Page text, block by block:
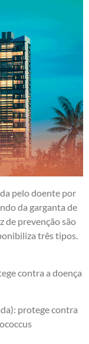
pelo doente por
da garganta de
de prevenção são
três tipos.
contra a doença
protege contra